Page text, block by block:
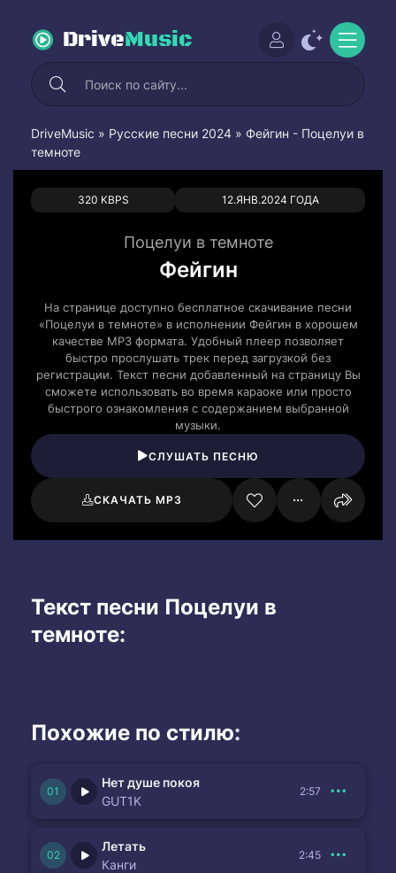
DriveMusic
DriveMusic » Русские песни 2024 » Фейгин - Поцелуи в
темноте
320 KBPS 12.ЯНВ.2024 ГОДА
0 0
Поцелуи в темноте
Фейгин
На странице доступно бесплатное скачивание песни
«Поцелуи в темноте» в исполнении Фейгин в хорошем
качестве MP3 формата. Удобный плеер позволяет
быстро прослушать трек перед загрузкой без
регистрации. Текст песни добавленный на страницу Вы
сможете использовать во время караоке или просто
быстрого ознакомления с содержанием выбранной
музыки.
СЛУШАТЬ ПЕСНЮ
СКАЧАТЬ MP3
Текст песни Поцелуи в
темноте:
Похожие по стилю:
Нет душе покоя
GUT1K
2:57
Летать
Канги
2:45